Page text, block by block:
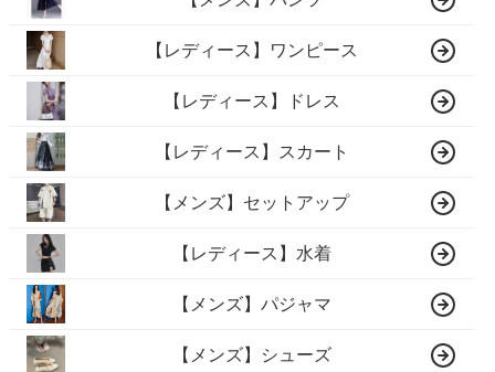
【レディース】ワンピース
【レディース】ドレス
【レディース】スカート
【メンズ】セットアップ
【レディース】水着
【メンズ】パジャマ
【メンズ】シューズ